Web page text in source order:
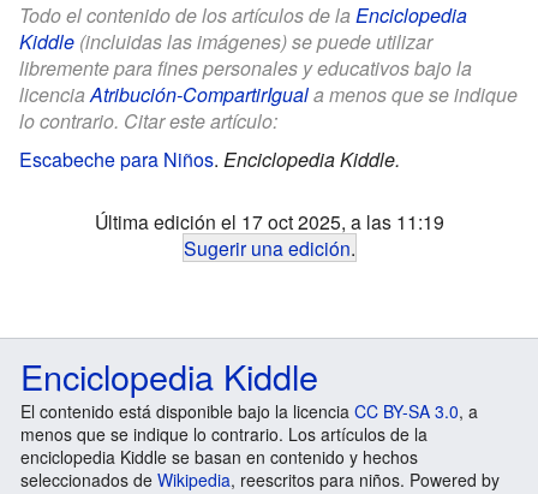
Todo el contenido de los artículos de la Enciclopedia
Kiddle (incluidas las imágenes) se puede utilizar
libremente para fines personales y educativos bajo la
licenciaAtribución-CompartirIguala menos que se indique
lo contrario. Citar este artículo:
Escabeche para Niños. Enciclopedia Kiddle.
Última edición el 17 oct 2025, a las 11:19
Sugerir una edición.
Enciclopedia Kiddle
El contenido está disponible bajo la licencia CC BY-SA 3.0, a
menos que se indique lo contrario. Los artículos de la
enciclopedia Kiddle se basan en contenido y hechos
seleccionados de Wikipedia, reescritos para niños. Powered by